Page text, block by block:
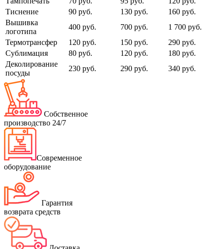
Тиснение
90 руб. 130 руб.
160 руб.
Вышивка
логотипа
400 руб. 700 руб.
1 700 руб.
Термотрансфер
120 руб. 150 руб.
290 руб.
Сублимация
80 руб. 120 руб.
180 руб.
Деколирование
посуды
230 руб. 290 руб. 340 руб.
Собственное
производство 24/7
Современное
оборудование
Гарантия
возврата средств